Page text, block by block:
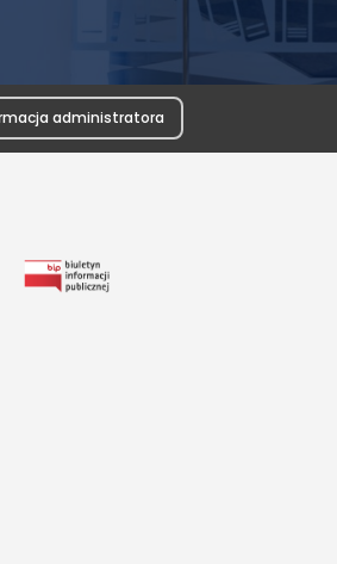
administratora
Link